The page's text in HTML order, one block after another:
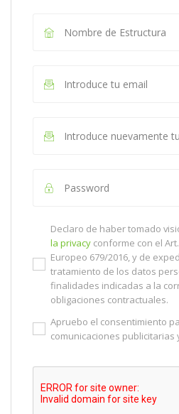
Declaro de haber tomado
la privacyconforme con el
Europeo 679/2016, y de
tratamiento de los datos
finalidades indicadas a la
obligaciones contractuales.
Apruebo el consentimiento
comunicaciones publicitarias